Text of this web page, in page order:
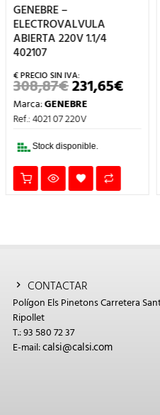
GENEBRE –
ELECTROVALVULA
ABIERTA 220V 1.1/4
402107
308,87€EL
PRECIO
ORIGINAL
ERA:
231,65€EL
Marca:GENEBRE
Ref.: 4021 07 220V
Stock disponible.
CONTACTAR
Polígon Els Pinetons Carretera
Ripollet
T.: 93 580 72 37
E-mail:calsi@calsi.com